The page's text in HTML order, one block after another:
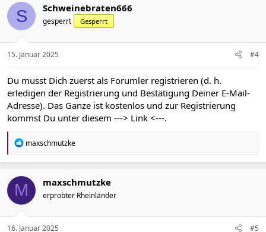
t
i
o
e
n
S Schweinebraten666
gesperrt Gesperrt
15. Januar 2025 #4
Du musst Dich zuerst als Forumler registrieren (d. h.
erledigen der Registrierung und Bestätigung Deiner E-Mail-
Adresse). Das Ganze ist kostenlos und zur Registrierung
kommst Du unter diesem ---> Link <---.
R
a
t
i
o
e
n
maxschmutzke
M maxschmutzke
erprobter Rheinländer
16. Januar 2025 #5